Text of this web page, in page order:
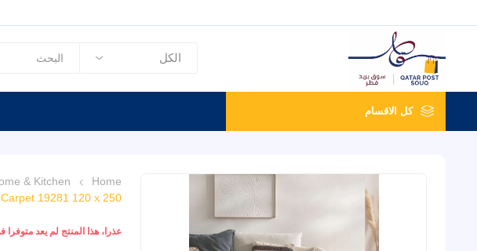
كل الاقسام
Home
& Kitchen
19281 120 x 250
عذرا، هذا المنتج لم يعد